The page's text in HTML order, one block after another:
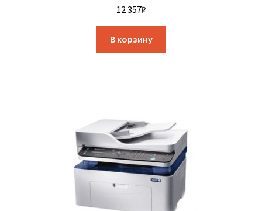
12 357₽
В корзину